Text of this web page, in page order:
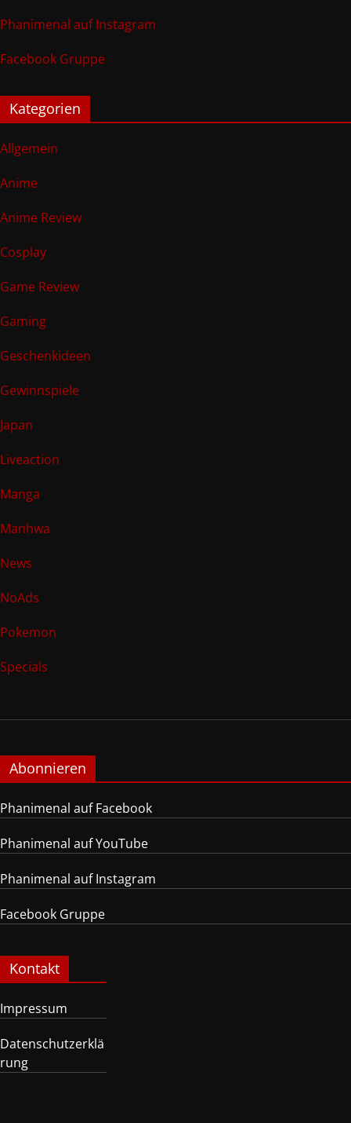
Phanimenal auf Instagram
Facebook Gruppe
Kategorien
Allgemein
Anime
Anime Review
Cosplay
Game Review
Gaming
Geschenkideen
Gewinnspiele
Japan
Liveaction
Manga
Manhwa
News
NoAds
Pokemon
Specials
Abonnieren
Phanimenal auf Facebook
Phanimenal auf YouTube
Phanimenal auf Instagram
Facebook Gruppe
Kontakt
Impressum
Datenschutzerklä
rung